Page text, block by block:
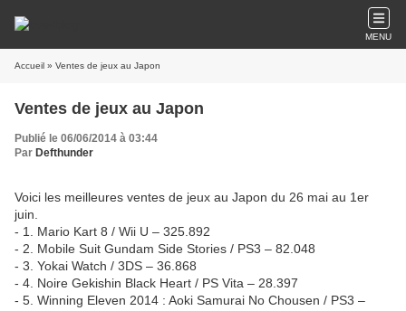
MENU
Accueil » Ventes de jeux au Japon
Ventes de jeux au Japon
Publié le 06/06/2014 à 03:44
Par Defthunder
Voici les meilleures ventes de jeux au Japon du 26 mai au 1er
juin.
- 1. Mario Kart 8 / Wii U – 325.892
- 2. Mobile Suit Gundam Side Stories / PS3 – 82.048
- 3. Yokai Watch / 3DS – 36.868
- 4. Noire Gekishin Black Heart / PS Vita – 28.397
- 5. Winning Eleven 2014 : Aoki Samurai No Chousen / PS3 –